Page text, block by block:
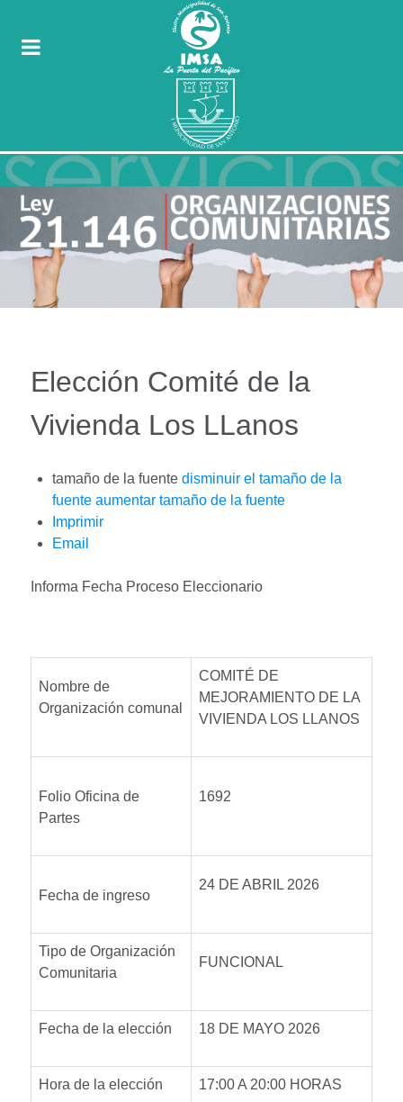
Elección Comité de la
Vivienda Los LLanos
tamaño de la fuente disminuir el tamaño de la
fuente aumentar tamaño de la fuente
Imprimir
Email
Informa Fecha Proceso Eleccionario
Nombre de
Organización comunal
COMITÉ DE
MEJORAMIENTO DE LA
VIVIENDA LOS LLANOS
Folio Oficina de
Partes
1692
Fecha de ingreso
24 DE ABRIL 2026
Tipo de Organización
Comunitaria
FUNCIONAL
Fecha de la elección 18 DE MAYO 2026
Hora de la elección 17:00 A 20:00 HORAS